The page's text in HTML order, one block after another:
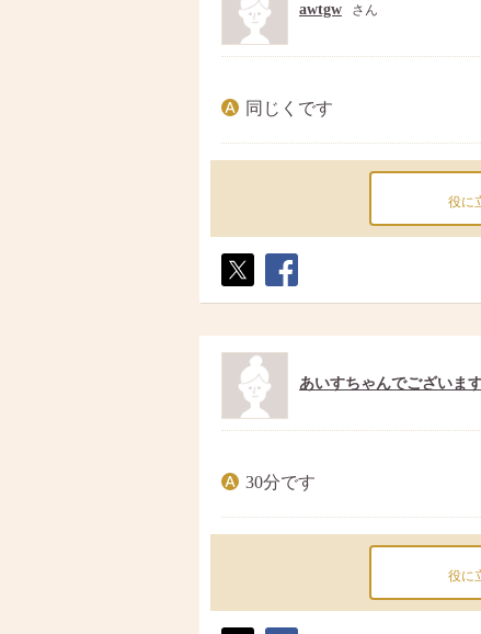
awtgw さん
同じくです
役に
ト
ア
あいすちゃんでございま
30分です
役に